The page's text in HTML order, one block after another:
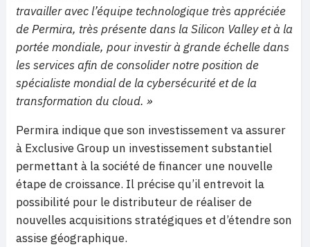
travailler avec l’équipe technologique très appréciée
de Permira, très présente dans la Silicon Valley et à la
portée mondiale, pour investir à grande échelle dans
les services afin de consolider notre position de
spécialiste mondial de la cybersécurité et de la
transformation du cloud. »
Permira indique que son investissement va assurer
à Exclusive Group un investissement substantiel
permettant à la société de financer une nouvelle
étape de croissance. Il précise qu’il entrevoit la
possibilité pour le distributeur de réaliser de
nouvelles acquisitions stratégiques et d’étendre son
assise géographique.